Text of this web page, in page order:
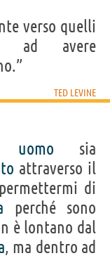
verso quelli
ad avere
TED LEVINE
uomo sia
attraverso il
di
perché sono
è lontano dal
, ma dentro ad